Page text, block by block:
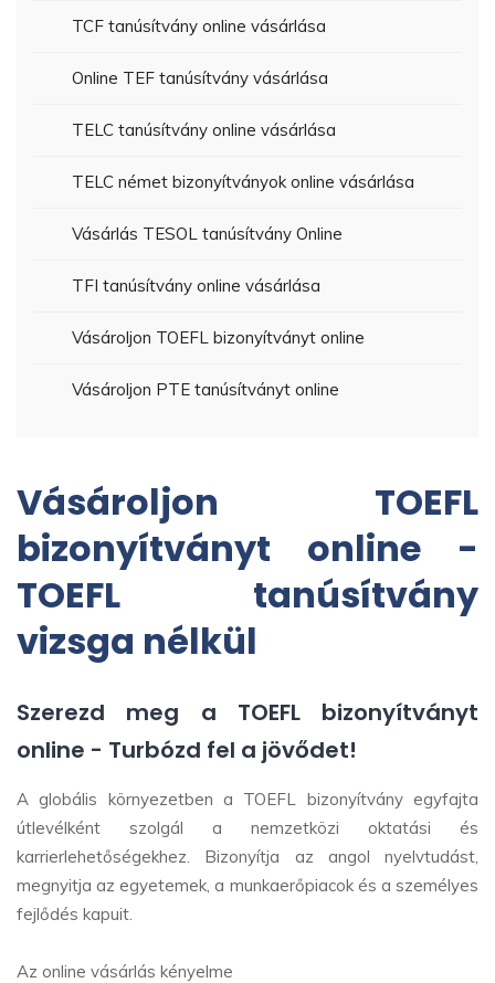
TCF tanúsítvány online vásárlása
Online TEF tanúsítvány vásárlása
TELC tanúsítvány online vásárlása
TELC német bizonyítványok online vásárlása
Vásárlás TESOL tanúsítvány Online
TFI tanúsítvány online vásárlása
Vásároljon TOEFL bizonyítványt online
Vásároljon PTE tanúsítványt online
Vásároljon TOEFL
bizonyítványt online -
TOEFL tanúsítvány
vizsga nélkül
Szerezd meg a TOEFL bizonyítványt
online - Turbózd fel a jövődet!
A globális környezetben a TOEFL bizonyítvány egyfajta
útlevélként szolgál a nemzetközi oktatási és
karrierlehetőségekhez. Bizonyítja az angol nyelvtudást,
megnyitja az egyetemek, a munkaerőpiacok és a személyes
fejlődés kapuit.
Az online vásárlás kényelme